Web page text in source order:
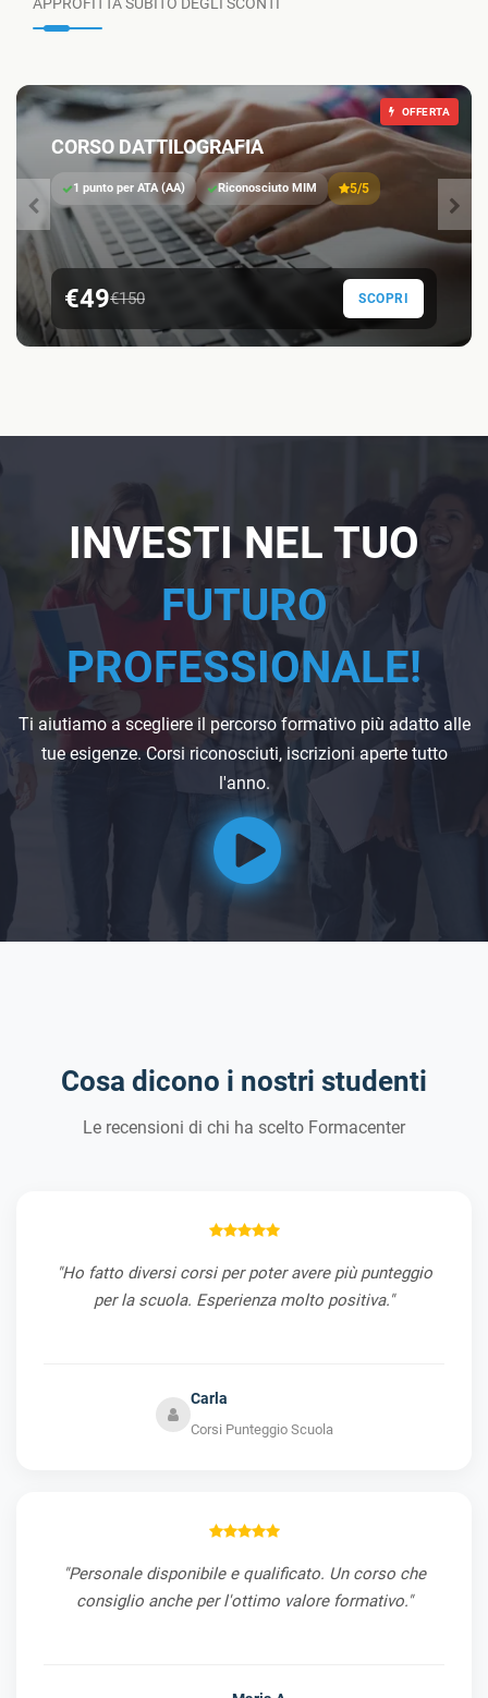
APPROFITTA SUBITO DEGLI SCONTI
OFFERTA
CORSO DATTILOGRAFIA
1 punto per ATA (AA) Riconosciuto MIM 5/5
€49€150 SCOPRI
INVESTI NEL TUO
FUTURO
PROFESSIONALE!
Ti aiutiamo a scegliere il percorso formativo più adatto alle
tue esigenze. Corsi riconosciuti, iscrizioni aperte tutto
l'anno.
Cosa dicono i nostri studenti
Le recensioni di chi ha scelto Formacenter
"Ho fatto diversi corsi per poter avere più punteggio
per la scuola. Esperienza molto positiva."
Carla
Corsi Punteggio Scuola
"Personale disponibile e qualificato. Un corso che
consiglio anche per l'ottimo valore formativo."